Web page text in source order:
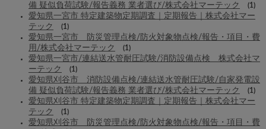
備 疑似負荷試験/報告義務 業者選び/株式会社マーテック
(1)
愛知県一宮市 特定建築物定期調査｜定期報告｜株式会社マー
テック
(1)
愛知県一宮市 防災管理点検/防火対象物点検/報告・項目・費
用/株式会社マーテック
(1)
愛知県一宮市/連結送水管耐圧試験/消防設備点検 株式会社マ
ーテック
(1)
愛知県刈谷市 消防設備点検/連結送水管耐圧試験/自家発電設
備 疑似負荷試験/報告義務 業者選び/株式会社マーテック
(1)
愛知県刈谷市 特定建築物定期調査｜定期報告｜株式会社マー
テック
(1)
愛知県刈谷市 防災管理点検/防火対象物点検/報告・項目・費